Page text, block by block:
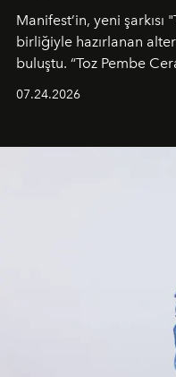
Manifest’in, yeni şarkısı
birliğiyle hazırlanan
buluştu. “Toz Pembe
unsurlarından biri olarak
07.24.2026